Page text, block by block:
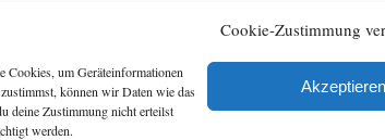
Cookie-Zustimmung
Cookies, um Geräteinformationen
können wir Daten wie das
deine Zustimmung nicht erteilst
werden.
Akzeptieren
Archiv Artikel